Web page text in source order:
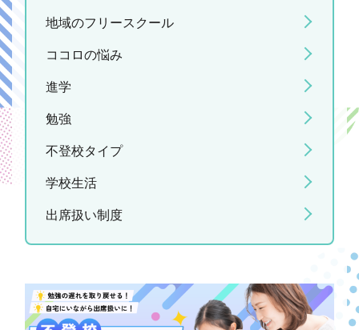
地域のフリースクール
ココロの悩み
進学
勉強
不登校タイプ
学校生活
出席扱い制度